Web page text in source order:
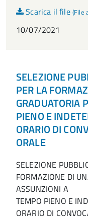
Scarica il file (File
10/07/2021
SELEZIONE
PER LA
GRADUATORIA
PIENO E
ORARIO DI
ORALE
SELEZIONE
FORMAZIONE DI
ASSUNZIONI A
TEMPO PIENO E
ORARIO DI